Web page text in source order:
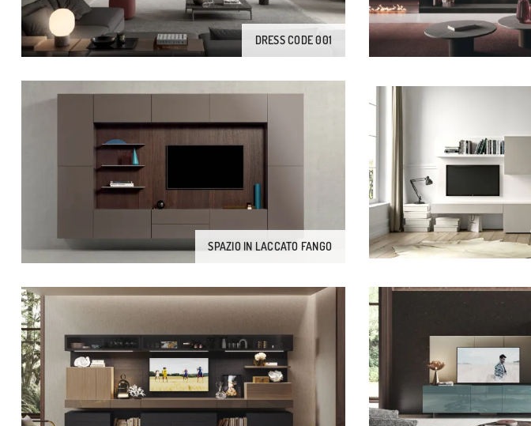
DRESS CODE 001
SPAZIO IN LACCATO FANGO